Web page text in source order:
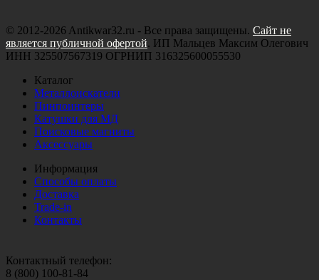
© 2012-2026 Antikwar32.ru - Все права защищены. Сайт не
является публичной офертой. ИП Мальцев Максим Олегович
ИНН 325507567319 ОГРНИП 316325600055530
Каталог
Металлоискатели
Пинпоинтеры
Катушки для МД
Поисковые магниты
Аксессуары
Информация
Способы оплаты
Доставка
Trade-in
Контакты
Контактный телефон:
8 (800) 100-81-84